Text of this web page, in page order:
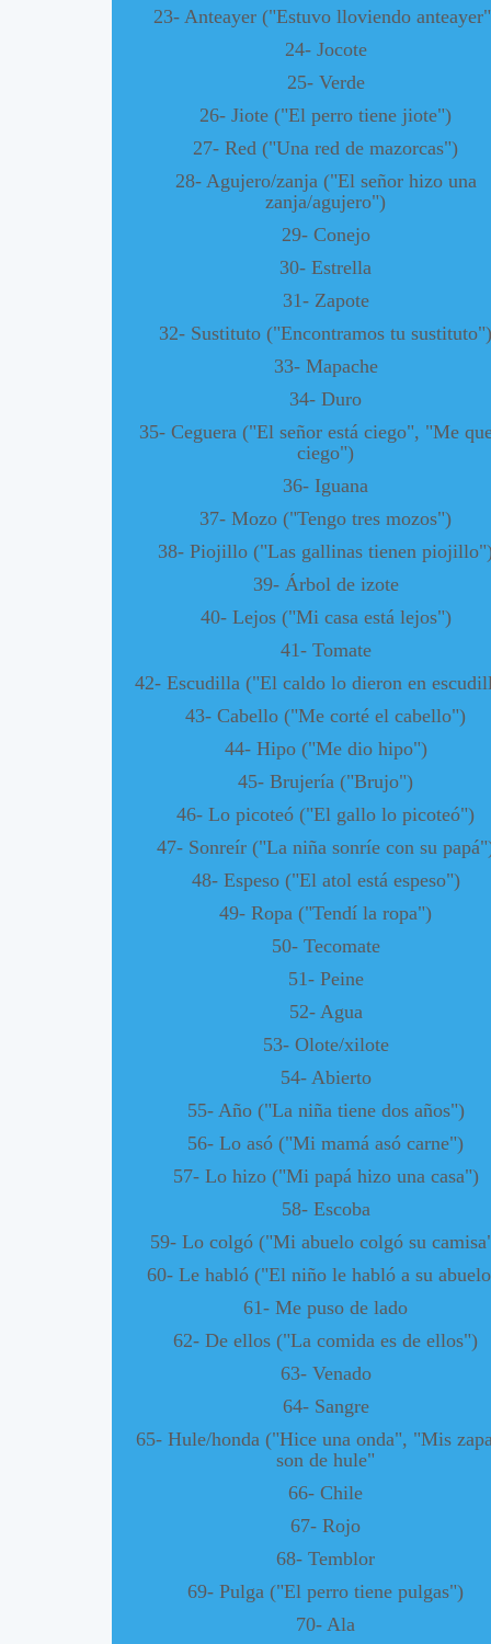
23- Anteayer ("Estuvo lloviendo
24- Jocote
25- Verde
26- Jiote ("El perro tiene jiote")
27- Red ("Una red de mazorcas")
28- Agujero/zanja ("El señor hizo una
zanja/agujero")
29- Conejo
30- Estrella
31- Zapote
32- Sustituto ("Encontramos tu sustituto")
33- Mapache
34- Duro
35- Ceguera ("El señor está ciego", "Me
ciego")
36- Iguana
37- Mozo ("Tengo tres mozos")
38- Piojillo ("Las gallinas tienen
39- Árbol de izote
40- Lejos ("Mi casa está lejos")
41- Tomate
42- Escudilla ("El caldo lo dieron en
43- Cabello ("Me corté el cabello")
44- Hipo ("Me dio hipo")
45- Brujería ("Brujo")
46- Lo picoteó ("El gallo lo picoteó")
47- Sonreír ("La niña sonríe con su
48- Espeso ("El atol está espeso")
49- Ropa ("Tendí la ropa")
50- Tecomate
51- Peine
52- Agua
53- Olote/xilote
54- Abierto
55- Año ("La niña tiene dos años")
56- Lo asó ("Mi mamá asó carne")
57- Lo hizo ("Mi papá hizo una casa")
58- Escoba
59- Lo colgó ("Mi abuelo colgó su
60- Le habló ("El niño le habló a su
61- Me puso de lado
62- De ellos ("La comida es de ellos")
63- Venado
64- Sangre
65- Hule/honda ("Hice una onda", "Mis
son de hule"
66- Chile
67- Rojo
68- Temblor
69- Pulga ("El perro tiene pulgas")
70- Ala